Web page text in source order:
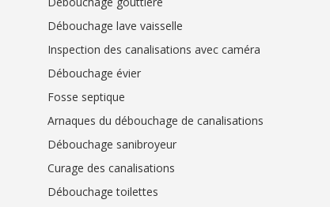
Débouchage lave vaisselle
Inspection des canalisations avec caméra
Débouchage évier
Fosse septique
Arnaques du débouchage de canalisations
Débouchage sanibroyeur
Curage des canalisations
Débouchage toilettes